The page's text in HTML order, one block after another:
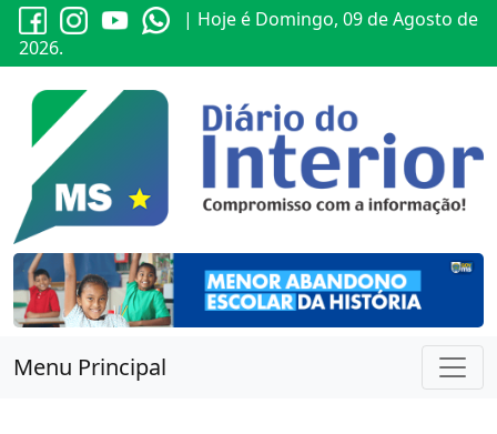
| Hoje é Domingo, 09 de Agosto de
2026.
Menu Principal